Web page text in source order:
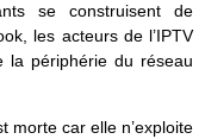
se construisent de
les acteurs de l’IPTV
la périphérie du réseau
morte car elle n’exploite